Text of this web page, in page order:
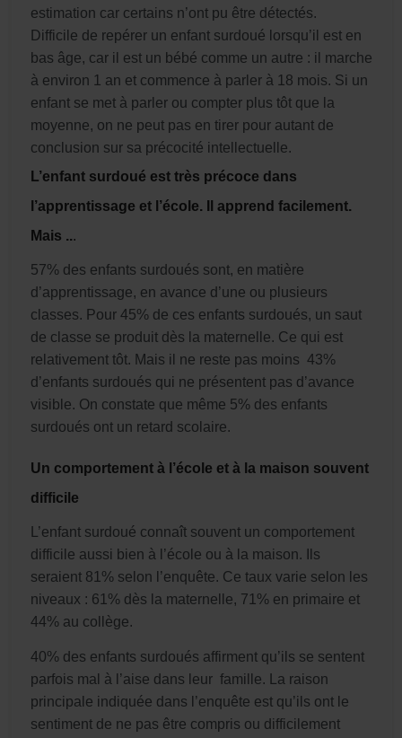
estimation car certains n’ont pu être détectés.
Difficile de repérer un enfant surdoué lorsqu’il est en
bas âge, car il est un bébé comme un autre : il marche
à environ 1 an et commence à parler à 18 mois. Si un
enfant se met à parler ou compter plus tôt que la
moyenne, on ne peut pas en tirer pour autant de
conclusion sur sa précocité intellectuelle.
L’enfant surdoué est très précoce dans
l’apprentissage et l’école. Il apprend facilement.
Mais ...
57% des enfants surdoués sont, en matière
d’apprentissage, en avance d’une ou plusieurs
classes. Pour 45% de ces enfants surdoués, un saut
de classe se produit dès la maternelle. Ce qui est
relativement tôt. Mais il ne reste pas moins 43%
d’enfants surdoués qui ne présentent pas d’avance
visible. On constate que même 5% des enfants
surdoués ont un retard scolaire.
Un comportement à l’école et à la maison souvent
difficile
L’enfant surdoué connaît souvent un comportement
difficile aussi bien à l’école ou à la maison. Ils
seraient 81% selon l’enquête. Ce taux varie selon les
niveaux : 61% dès la maternelle, 71% en primaire et
44% au collège.
40% des enfants surdoués affirment qu’ils se sentent
parfois mal à l’aise dans leur famille. La raison
principale indiquée dans l’enquête est qu’ils ont le
sentiment de ne pas être compris ou difficilement